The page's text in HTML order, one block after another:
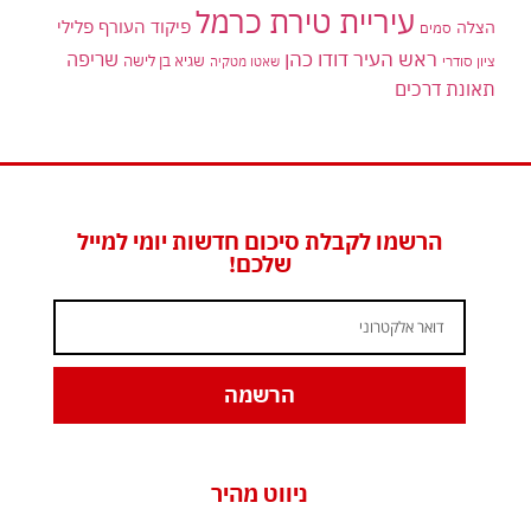
הצלה סמים עיריית טירת כרמל פיקוד העורף פלילי
ציון סודרי ראש העיר דודו כהן שאטו מטקיה שגיא בן לישה שריפה
תאונת דרכים
הרשמו לקבלת סיכום חדשות יומי למייל
שלכם!
הרשמה
ניווט מהיר